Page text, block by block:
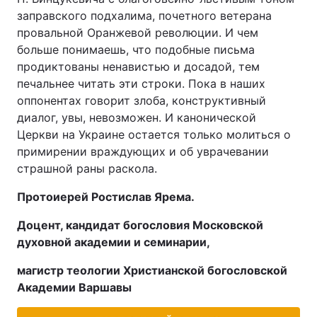
заправского подхалима, почетного ветерана
провальной Оранжевой революции. И чем
больше понимаешь, что подобные письма
продиктованы ненавистью и досадой, тем
печальнее читать эти строки. Пока в наших
оппонентах говорит злоба, конструктивный
диалог, увы, невозможен. И канонической
Церкви на Украине остается только молиться о
примирении враждующих и об уврачевании
страшной раны раскола.
Протоиерей Ростислав Ярема.
Доцент, кандидат богословия Московской
духовной академии и семинарии,
магистр теологии Христианской богословской
Академии Варшавы